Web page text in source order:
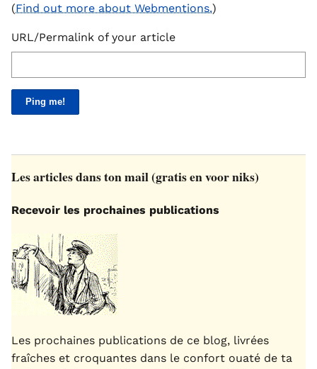
(Find out more about Webmentions.)
URL/Permalink of your article
Les articles dans ton mail (gratis en voor niks)
Recevoir les prochaines publications
Les prochaines publications de ce blog, livrées
fraîches et croquantes dans le confort ouaté de ta